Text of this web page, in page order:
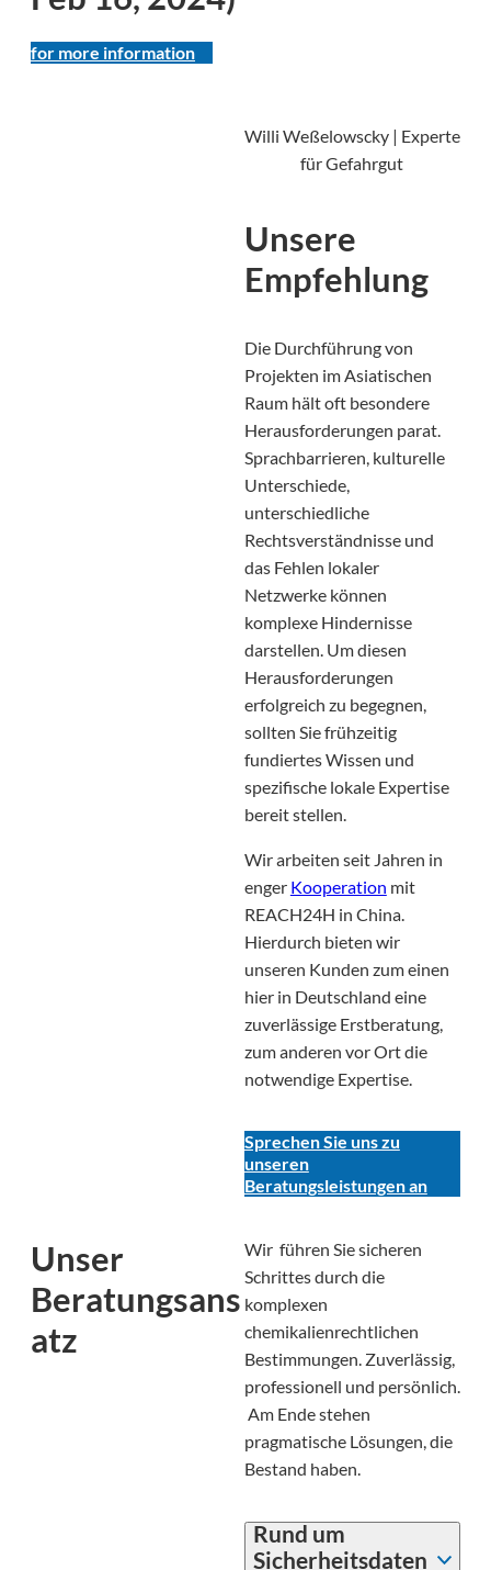
for more information
Willi Weßelowscky | Experte
für Gefahrgut
Unsere
Empfehlung
Die Durchführung von
Projekten im Asiatischen
Raum hält oft besondere
Herausforderungen parat.
Sprachbarrieren, kulturelle
Unterschiede,
unterschiedliche
Rechtsverständnisse und
das Fehlen lokaler
Netzwerke können
komplexe Hindernisse
darstellen. Um diesen
Herausforderungen
erfolgreich zu begegnen,
sollten Sie frühzeitig
fundiertes Wissen und
spezifische lokale Expertise
bereit stellen.
Wir arbeiten seit Jahren in
enger Kooperation mit
REACH24H in China.
Hierdurch bieten wir
unseren Kunden zum einen
hier in Deutschland eine
zuverlässige Erstberatung,
zum anderen vor Ort die
notwendige Expertise.
Sprechen Sie uns zu
unseren
Beratungsleistungen an
Unser
Beratungsans
atz
Wir führen Sie sicheren
Schrittes durch die
komplexen
chemikalienrechtlichen
Bestimmungen. Zuverlässig,
professionell und persönlich.
Am Ende stehen
pragmatische Lösungen, die
Bestand haben.
Rund um
Sicherheitsdaten